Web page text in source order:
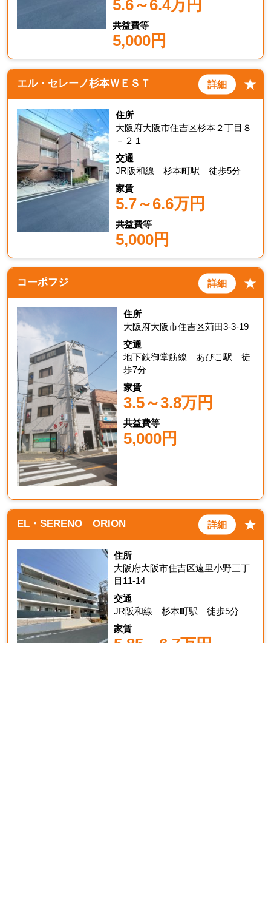
5.6～6.4万円
共益費等
5,000円
エル・セレーノ杉本ＷＥＳＴ ★
詳細
住所
大阪府大阪市住吉区杉本２丁目８
－２１
交通
JR阪和線 杉本町駅 徒歩5分
家賃
5.7～6.6万円
共益費等
5,000円
コーポフジ ★
詳細
住所
大阪府大阪市住吉区苅田3-3-19
交通
地下鉄御堂筋線 あびこ駅 徒
歩7分
家賃
3.5～3.8万円
共益費等
5,000円
EL・SERENO ORION ★
詳細
住所
大阪府大阪市住吉区遠里小野三丁
目11-14
交通
JR阪和線 杉本町駅 徒歩5分
家賃
5.85～6.7万円